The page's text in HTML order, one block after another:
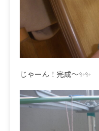
じゃーん！完成～✨✨